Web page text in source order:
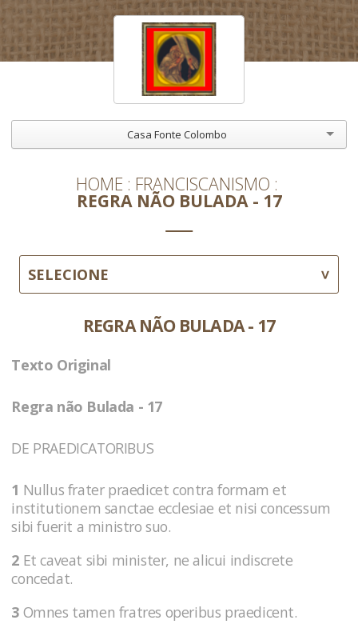
Casa Fonte Colombo
HOME FRANCISCANISMO
REGRA NÃO BULADA - 17
SELECIONE
REGRA NÃO BULADA - 17
Texto Original
Regra não Bulada - 17
DE PRAEDICATORIBUS
1 Nullus frater praedicet contra formam et
institutionem sanctae ecclesiae et nisi concessum
sibi fuerit a ministro suo.
2 Et caveat sibi minister, ne alicui indiscrete
concedat.
3 Omnes tamen fratres operibus praedicent.